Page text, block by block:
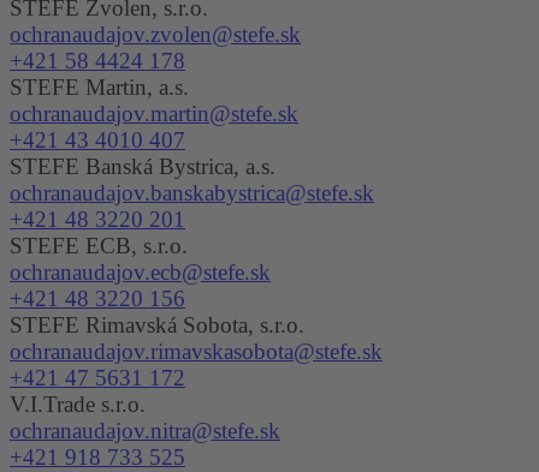
STEFE Zvolen, s.r.o.
ochranaudajov.zvolen@stefe.sk
+421 58 4424 178
STEFE Martin, a.s.
ochranaudajov.martin@stefe.sk
+421 43 4010 407
STEFE Banská Bystrica, a.s.
ochranaudajov.banskabystrica@stefe.sk
+421 48 3220 201
STEFE ECB, s.r.o.
ochranaudajov.ecb@stefe.sk
+421 48 3220 156
STEFE Rimavská Sobota, s.r.o.
ochranaudajov.rimavskasobota@stefe.sk
+421 47 5631 172
V.I.Trade s.r.o.
ochranaudajov.nitra@stefe.sk
+421 918 733 525